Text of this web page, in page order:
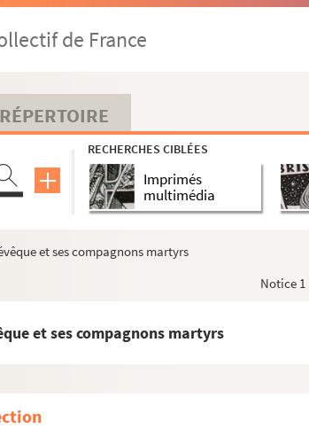
de France
RECHERCHES CIBLÉES
Imprimés
multimédia
et ses compagnons martyrs
Notice
et ses compagnons martyrs